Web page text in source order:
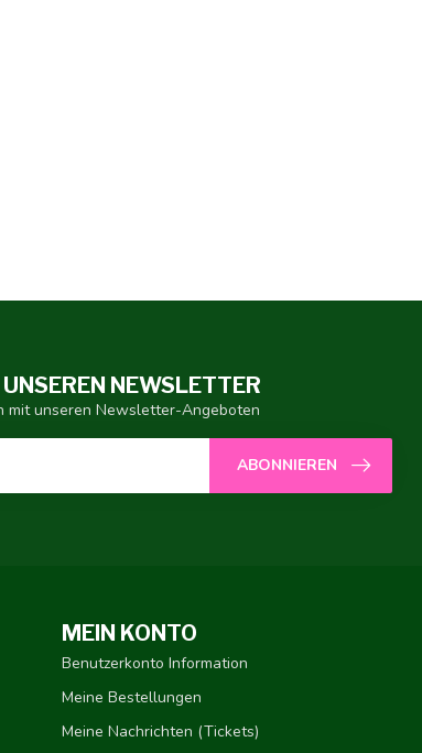
NEWSLETTER
mit unseren Newsletter-Angeboten
ABONNIEREN
MEIN KONTO
Benutzerkonto Information
Meine Bestellungen
Meine Nachrichten (Tickets)